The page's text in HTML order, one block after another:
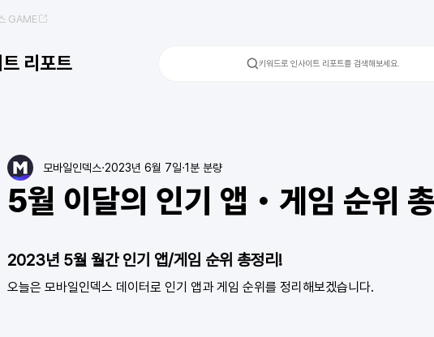
GAME
리포트 키워드로 인사이트 리포트를 검색해보세요.
5월 이달의 인기 앱・게임 순위
모바일인덱스 2023년 6월 7일 1분 분량
2023년 5월 월간 인기 앱/게임 순위 총정리!
오늘은 모바일인덱스 데이터로 인기 앱과 게임 순위를 정리해보겠습니다.